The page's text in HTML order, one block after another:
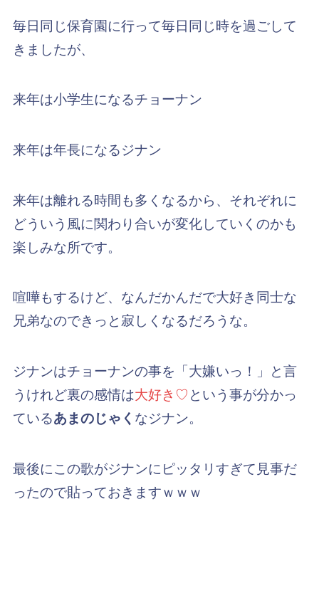
毎日同じ保育園に行って毎日同じ時を過ごして
きましたが、
来年は小学生になるチョーナン
来年は年長になるジナン
来年は離れる時間も多くなるから、それぞれに
どういう風に関わり合いが変化していくのかも
楽しみな所です。
喧嘩もするけど、なんだかんだで大好き同士な
兄弟なのできっと寂しくなるだろうな。
ジナンはチョーナンの事を「大嫌いっ！」と言
うけれど裏の感情は大好き♡ という事が分かっ
ているあまのじゃく なジナン。
最後にこの歌がジナンにピッタリすぎて見事だ
ったので貼っておきますｗｗｗ